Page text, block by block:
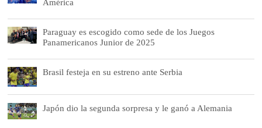
América
Paraguay es escogido como sede de los Juegos
Panamericanos Junior de 2025
Brasil festeja en su estreno ante Serbia
Japón dio la segunda sorpresa y le ganó a Alemania